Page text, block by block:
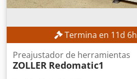
Termina en 11d 6h
Preajustador de herramientas
ZOLLER Redomatic1